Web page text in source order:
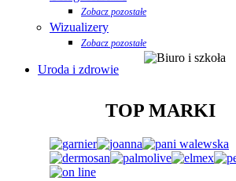
Zobacz pozostałe
Wizualizery
Zobacz pozostałe
Uroda i zdrowie
TOP MARKI